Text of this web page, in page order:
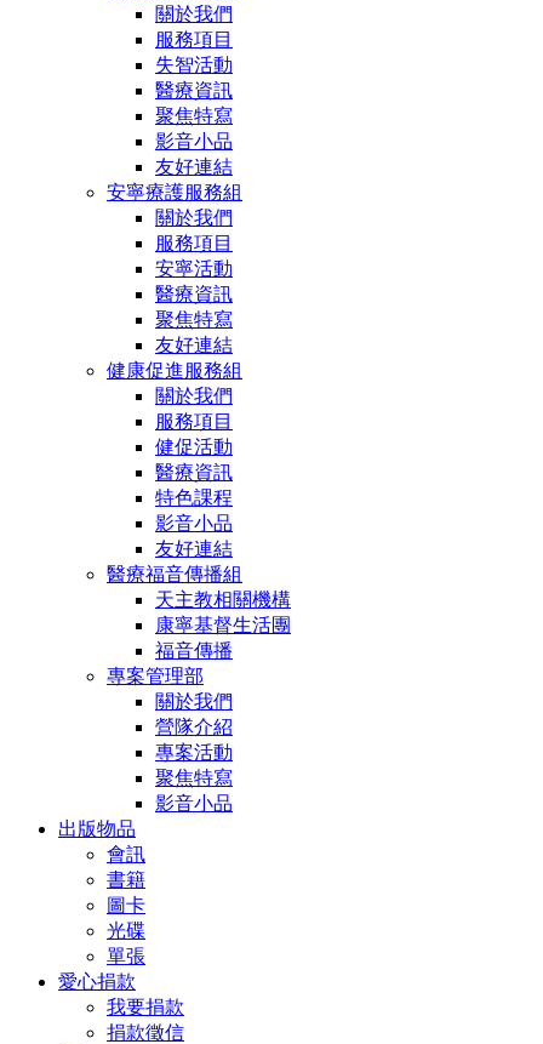
關於我們
服務項目
失智活動
醫療資訊
聚焦特寫
影音小品
友好連結
安寧療護服務組
關於我們
服務項目
安寧活動
醫療資訊
聚焦特寫
友好連結
健康促進服務組
關於我們
服務項目
健促活動
醫療資訊
特色課程
影音小品
友好連結
醫療福音傳播組
天主教相關機構
康寧基督生活團
福音傳播
專案管理部
關於我們
營隊介紹
專案活動
聚焦特寫
影音小品
出版物品
會訊
書籍
圖卡
光碟
單張
愛心捐款
我要捐款
捐款徵信